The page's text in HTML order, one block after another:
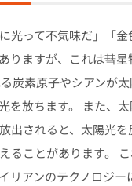
光って不気味だ」「金
りますが、これは彗
炭素原子やシアンが
を放ちます。 また、
出されると、太陽光
ることがあります。
リアンのテクノロジー